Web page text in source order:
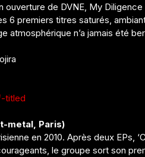
ouverture de DVNE, My
6 premiers titres saturés,
atmosphérique n’a jamais été
titled
metal, Paris)
en 2010. Après deux EPs,
le groupe sort son